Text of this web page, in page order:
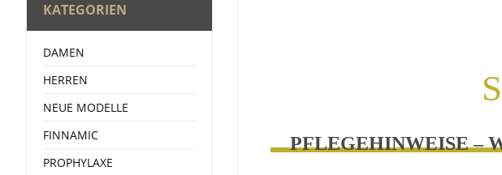
KATEGORIEN
DAMEN
HERREN
NEUE MODELLE
FINNAMIC
PROPHYLAXE
PFLEGEHINWEISE –